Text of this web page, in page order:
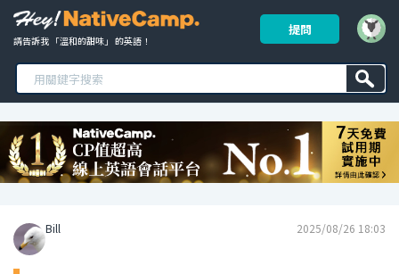
請告訴我 「溫和的甜味」 的英語！
提問
Bill 2025/08/26 18:03